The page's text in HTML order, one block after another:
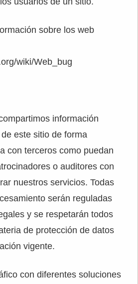
sobre los web
wiki/Web_bug
información
este sitio de forma
con terceros como puedan
o auditores con
nuestros servicios. Todas
serán reguladas
y se respetarán todos
de protección de datos
vigente.
con diferentes soluciones